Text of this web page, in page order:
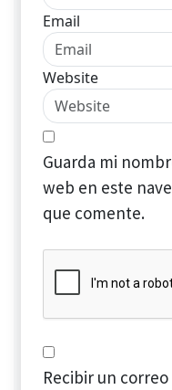
Email
Website
Guarda mi
web en este
que comente.
Recibir un